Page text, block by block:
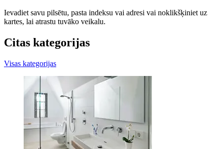
Ievadiet savu pilsētu, pasta indeksu vai adresi vai noklikšķiniet uz
kartes, lai atrastu tuvāko veikalu.
Citas kategorijas
Visas kategorijas